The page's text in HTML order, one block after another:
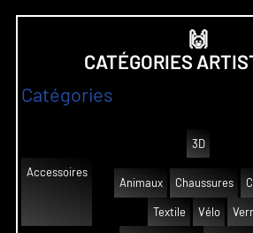
🙌
CATÉGORIES
Catégories
3D
Accessoires
Animaux
Chaussures
Textile Vélo